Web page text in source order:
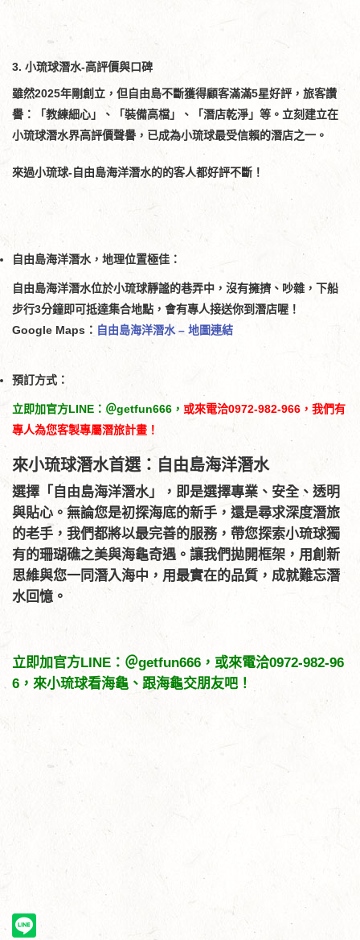
3. 小琉球潛水-高評價與口碑
雖然2025年剛創立，但自由島不斷獲得顧客滿滿5星好評，旅客讚
譽：「教練細心」、「裝備高檔」、「潛店乾淨」等。立刻建立在
小琉球潛水界高評價聲譽，已成為小琉球最受信賴的潛店之一。
來過小琉球-自由島海洋潛水的的客人都好評不斷！
自由島海洋潛水，地理位置極佳：
自由島海洋潛水位於小琉球靜謐的巷弄中，沒有擁擠、吵雜，下船
步行3分鐘即可抵達集合地點，會有專人接送你到潛店喔！
Google Maps： 自由島海洋潛水 – 地圖連結
預訂方式：
立即加官方LINE：＠getfun666， 或來電洽0972-982-966，我們有
專人為您客製專屬潛旅計畫！
來小琉球潛水首選：自由島海洋潛水
選擇「自由島海洋潛水」，即是選擇專業、安全、透明
與貼心。無論您是初探海底的新手，還是尋求深度潛旅
的老手，我們都將以最完善的服務，帶您探索小琉球獨
有的珊瑚礁之美與海龜奇遇。讓我們拋開框架，用創新
思維與您一同潛入海中，用最實在的品質，成就難忘潛
水回憶。
立即加官方LINE：＠getfun666，或來電洽0972-982-96
6，來小琉球看海龜、跟海龜交朋友吧！